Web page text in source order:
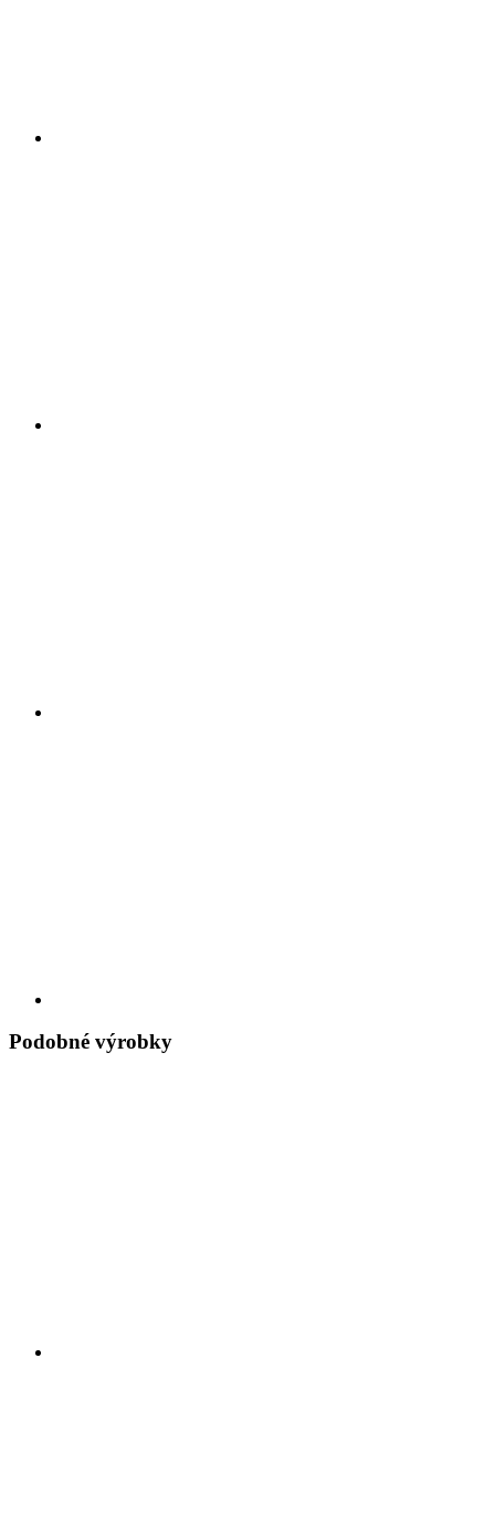
Podobné výrobky